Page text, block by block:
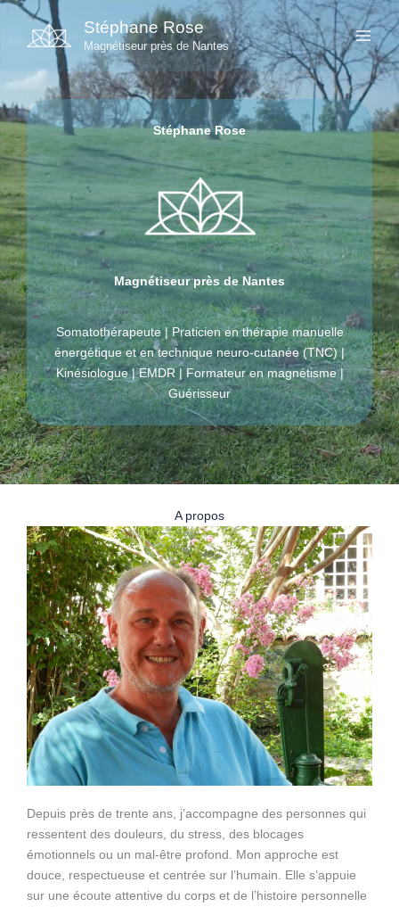
Aller
contenu
Stéphane Rose
Magnétiseur près de Nantes
Stéphane Rose
Magnétiseur près de Nantes
Somatothérapeute | Praticien en thérapie manuelle
énergétique et en technique neuro-cutanée (TNC) |
Kinésiologue | EMDR | Formateur en magnétisme |
Guérisseur
A propos
Depuis près de trente ans, j’accompagne des personnes qui
ressentent des douleurs, du stress, des blocages
émotionnels ou un mal-être profond. Mon approche est
douce, respectueuse et centrée sur l’humain. Elle s’appuie
sur une écoute attentive du corps et de l’histoire personnelle